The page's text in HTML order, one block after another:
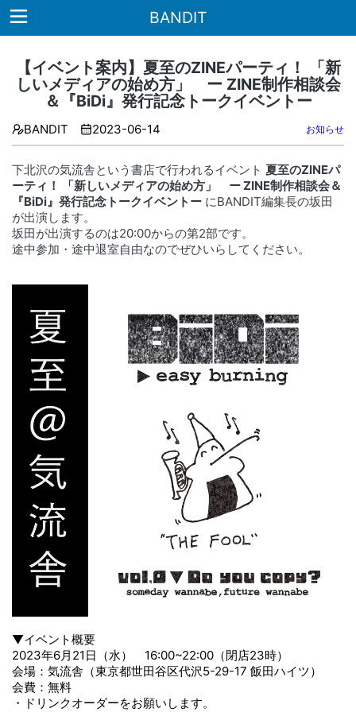
BANDIT
About
雑
誌
書
籍
note
お
問
わ
【イベント案内】夏至のZINEパーティ！ 「新
しいメディアの始め方」 ー ZINE制作相談会
＆『BiDi』発行記念トークイベントー
BANDIT 2023-06-14 お知らせ
下北沢の気流舎という書店で行われるイベント 夏至のZINEパ
ーティ！ 「新しいメディアの始め方」 ー ZINE制作相談会＆
『BiDi』発行記念トークイベントー にBANDIT編集長の坂田
が出演します。
坂田が出演するのは20:00からの第2部です。
途中参加・途中退室自由なのでぜひいらしてください。
▼イベント概要
2023年6月21日（水） 16:00~22:00（閉店23時）
会場：気流舎（東京都世田谷区代沢5-29-17 飯田ハイツ）
会費：無料
・ドリンクオーダーをお願いします。